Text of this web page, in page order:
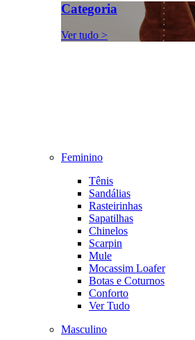
Categoria
Ver tudo >
Feminino
Tênis
Sandálias
Rasteirinhas
Sapatilhas
Chinelos
Scarpin
Mule
Mocassim Loafer
Botas e Coturnos
Conforto
Ver Tudo
Masculino